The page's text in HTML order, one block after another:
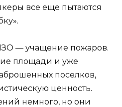
все еще пытаются
— учащение пожаров.
площади и уже
поселков,
ценность.
немного, но они